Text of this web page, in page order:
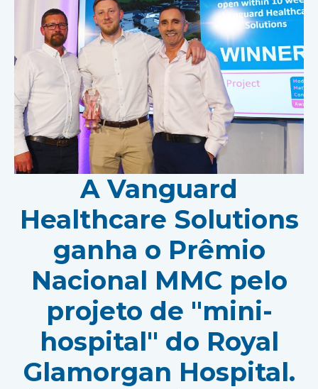
A Vanguard
Healthcare Solutions
ganha o Prêmio
Nacional MMC pelo
projeto de "mini-
hospital" do Royal
Glamorgan Hospital.